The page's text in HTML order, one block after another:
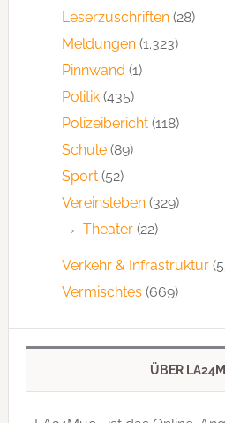
Leserzuschriften(28)
Meldungen(1.323)
Pinnwand (1)
Politik(435)
Polizeibericht(118)
Schule(89)
Sport(52)
Vereinsleben(329)
Theater(22)
Verkehr & Infrastruktur
Vermischtes (669)
ÜBER